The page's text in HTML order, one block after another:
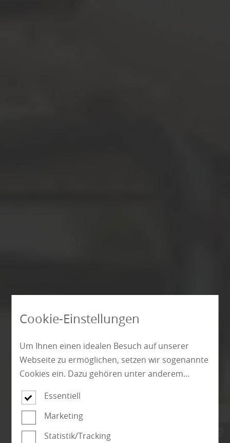
Cookie-Einstellungen
Um Ihnen einen idealen Besuch auf unserer
Webseite zu ermöglichen, setzen wir sogenannte
Cookies ein. Dazu gehören unter anderem
reibungslosen Betrieb unserer kommerziellen
Unternehmensseite notwendig sind. Zusätzlich
verwenden wir Cookies zur anonymen Erhebung
Essentiell
Marketing
Statistik/Tracking